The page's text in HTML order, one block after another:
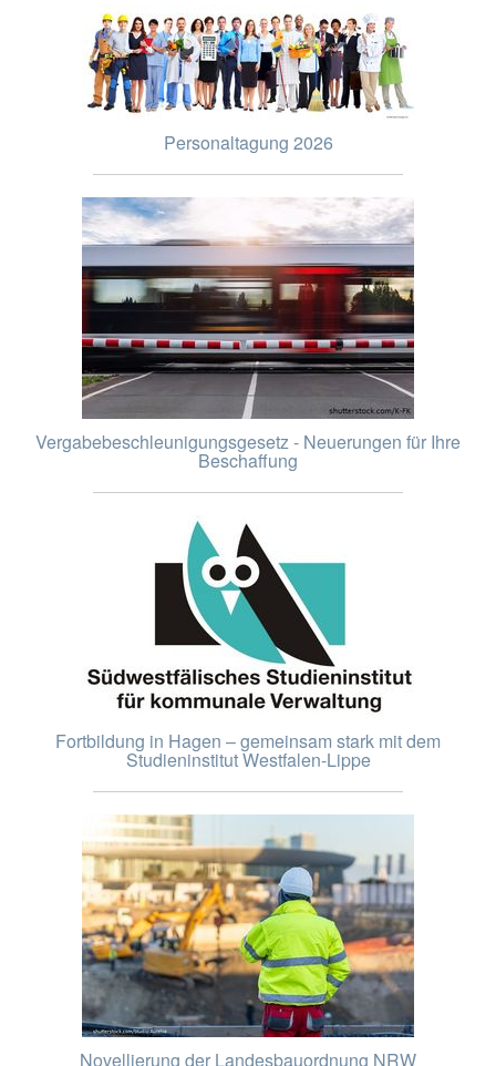
Personaltagung 2026
Vergabebeschleunigungsgesetz - Neuerungen für Ihre
Beschaffung
Fortbildung in Hagen – gemeinsam stark mit dem
Studieninstitut Westfalen-Lippe
Novellierung der Landesbauordnung NRW